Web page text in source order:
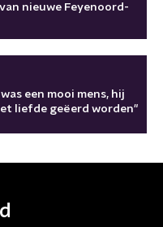
nieuwe Feyenoord-
een mooi mens, hij
liefde geëerd worden"